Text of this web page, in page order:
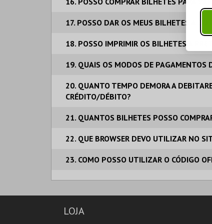
17. POSSO DAR OS MEUS BILHETES A
18. POSSO IMPRIMIR OS BILHETES A
19. QUAIS OS MODOS DE PAGAMENTOS
20. QUANTO TEMPO DEMORA A
CRÉDITO/DÉBITO?
21. QUANTOS BILHETES POSSO
22. QUE BROWSER DEVO UTILIZAR NO
23. COMO POSSO UTILIZAR O CÓDIGO
LOJA